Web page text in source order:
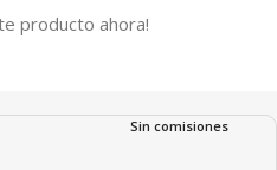
producto ahora!
Sin comisiones